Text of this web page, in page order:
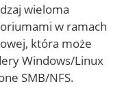
wieloma
w ramach
która może
Windows/Linux
SMB/NFS.